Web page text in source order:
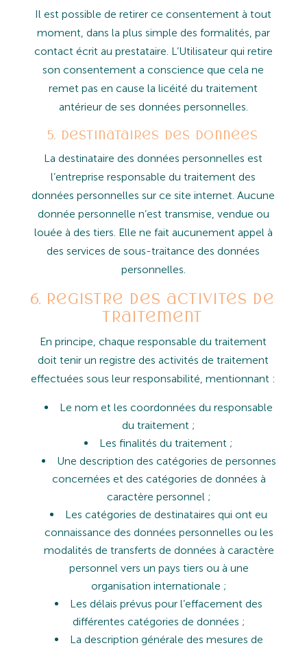
Il est possible de retirer ce consentement à tout
moment, dans la plus simple des formalités, par
contact écrit au prestataire. L’Utilisateur qui retire
son consentement a conscience que cela ne
remet pas en cause la licéité du traitement
antérieur de ses données personnelles.
5. Destinataires des données
La destinataire des données personnelles est
l’entreprise responsable du traitement des
données personnelles sur ce site internet. Aucune
donnée personnelle n’est transmise, vendue ou
louée à des tiers. Elle ne fait aucunement appel à
des services de sous-traitance des données
personnelles.
6. Registre des activités de
traitement
En principe, chaque responsable du traitement
doit tenir un registre des activités de traitement
effectuées sous leur responsabilité, mentionnant :
Le nom et les coordonnées du responsable
du traitement ;
Les finalités du traitement ;
Une description des catégories de personnes
concernées et des catégories de données à
caractère personnel ;
Les catégories de destinataires qui ont eu
connaissance des données personnelles ou les
modalités de transferts de données à caractère
personnel vers un pays tiers ou à une
organisation internationale ;
Les délais prévus pour l’effacement des
différentes catégories de données ;
La description générale des mesures de